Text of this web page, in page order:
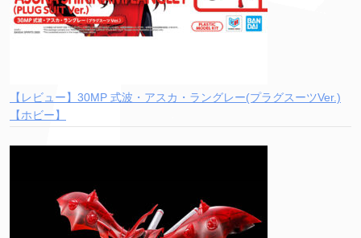
【レビュー】30MP 式波・アスカ・ラングレー(プラグスーツVer.)
【ホビー】